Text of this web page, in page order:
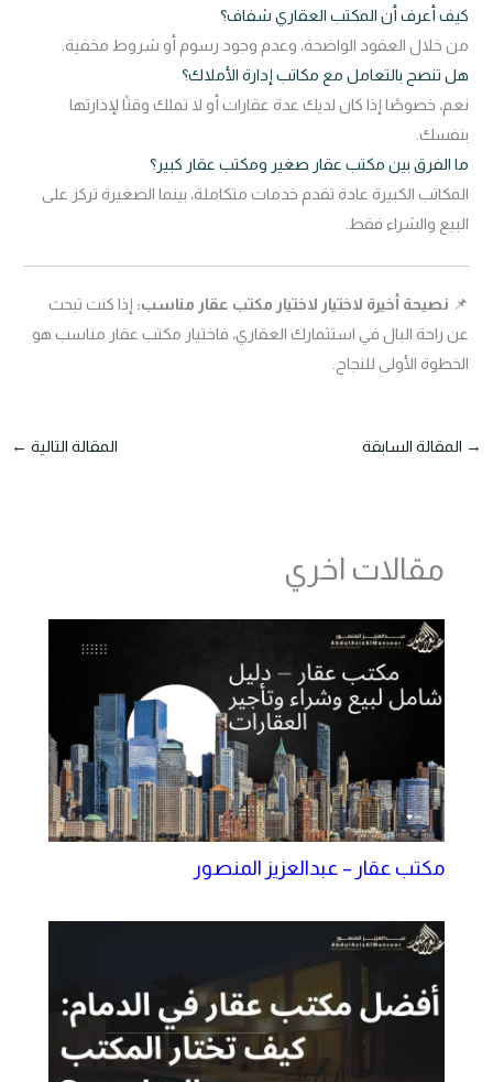
كيف أعرف أن المكتب العقاري شفاف؟
من خلال العقود الواضحة، وعدم وجود رسوم أو شروط مخفية.
هل تنصح بالتعامل مع مكاتب إدارة الأملاك؟
نعم، خصوصًا إذا كان لديك عدة عقارات أو لا تملك وقتًا لإدارتها
بنفسك.
ما الفرق بين مكتب عقار صغير ومكتب عقار كبير؟
المكاتب الكبيرة عادة تقدم خدمات متكاملة، بينما الصغيرة تركز على
البيع والشراء فقط.
📌 نصيحة أخيرة لاختيار لاختيار مكتب عقار مناسب: إذا كنت تبحث
عن راحة البال في استثمارك العقاري، فاختيار مكتب عقار مناسب هو
الخطوة الأولى للنجاح.
→ المقالة السابقة المقالة التالية ←
مقالات اخري
مكتب عقار – عبدالعزيز المنصور